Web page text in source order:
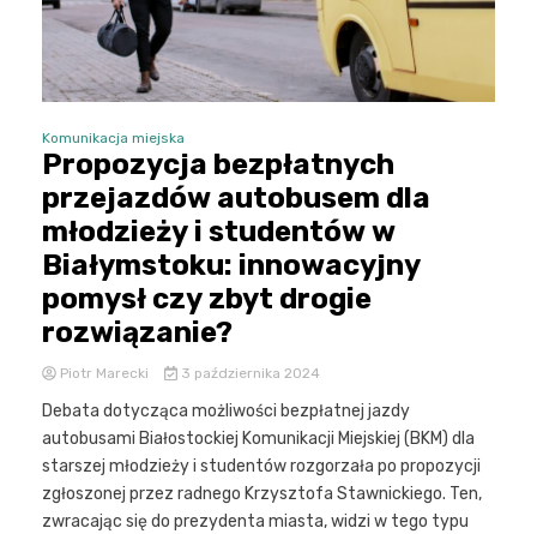
Komunikacja miejska
Propozycja bezpłatnych
przejazdów autobusem dla
młodzieży i studentów w
Białymstoku: innowacyjny
pomysł czy zbyt drogie
rozwiązanie?
Piotr Marecki 3 października 2024
Debata dotycząca możliwości bezpłatnej jazdy
autobusami Białostockiej Komunikacji Miejskiej (BKM) dla
starszej młodzieży i studentów rozgorzała po propozycji
zgłoszonej przez radnego Krzysztofa Stawnickiego. Ten,
zwracając się do prezydenta miasta, widzi w tego typu